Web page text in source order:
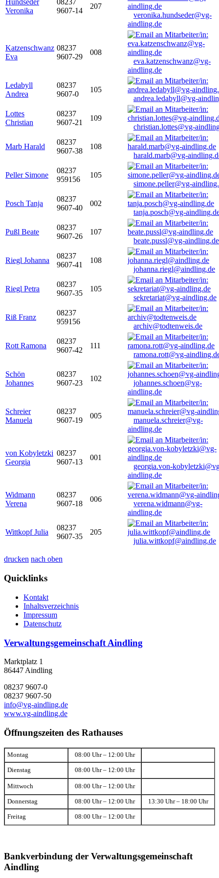
Hundseder
Veronika
08237
9607-14
207
veronika.hundseder@vg-
aindling.de
Katzenschwanz
Eva
08237
9607-29
008
eva.katzenschwanz@vg-
aindling.de
Ledabyll
Andrea
08237
9607-0
105
andrea.ledabyll@vg-
Lottes
Christian
08237
9607-21
109
christian.lottes@vg-
Marb Harald
08237
9607-38
108
harald.marb@vg-
Peller Simone
08237
959156
105
simone.peller@vg-
Posch Tanja
08237
9607-40
002
tanja.posch@vg-
Pußl Beate
08237
9607-26
107
beate.pussl@vg-aindling.de
Riegl Johanna
08237
9607-41
108
johanna.riegl@aindling.de
Riegl Petra
08237
9607-35
105
sekretariat@vg-aindling.de
Riß Franz
08237
959156
archiv@todtenweis.de
Rott Ramona
08237
9607-42
111
ramona.rott@vg-
Schön
Johannes
08237
9607-23
102
johannes.schoen@vg-
aindling.de
Schreier
Manuela
08237
9607-19
005
manuela.schreier@vg-
aindling.de
von Kobyletzki
Georgia
08237
9607-13
001
georgia.von-
aindling.de
Widmann
Verena
08237
9607-18
006
verena.widmann@vg-
aindling.de
Wittkopf Julia
08237
9607-35
205
julia.wittkopf@aindling.de
drucken nach oben
Quicklinks
Kontakt
Inhaltsverzeichnis
Impressum
Datenschutz
Verwaltungsgemeinschaft Aindling
Marktplatz 1
86447 Aindling
08237 9607-0
08237 9607-50
info@vg-aindling.de
www.vg-aindling.de
Öffnungszeiten des Rathauses
Montag 08:00 Uhr – 12:00 Uhr
Dienstag 08:00 Uhr – 12:00 Uhr
Mittwoch 08:00 Uhr – 12:00 Uhr
Donnerstag 08:00 Uhr – 12:00 Uhr 13:30 Uhr – 18:00 Uhr
Freitag 08:00 Uhr – 12:00 Uhr
Bankverbindung der Verwaltungsgemeinschaft
Aindling